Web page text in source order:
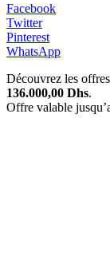
Facebook
Twitter
Pinterest
WhatsApp
Découvrez les
136.000,00 Dhs.
Offre valable